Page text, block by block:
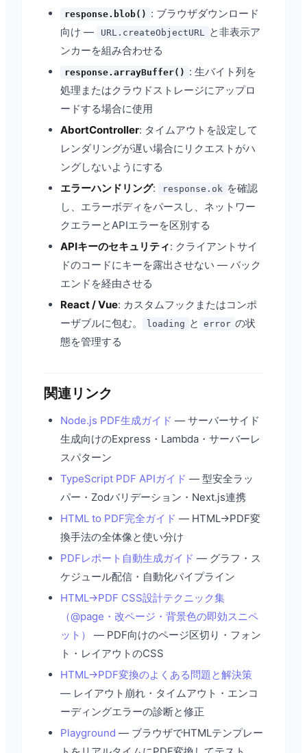
response.blob() : ブラウザダウンロード
向け —
URL.createObjectURL と非表示ア
ンカーを組み合わせる
response.arrayBuffer() : 生バイト列を
処理またはクラウドストレージにアップロ
ードする場合に使用
AbortController: タイムアウトを設定して
レンダリングが遅い場合にリクエストがハ
ングしないようにする
エラーハンドリング: response.ok を確認
し、エラーボディをパースし、ネットワー
クエラーとAPIエラーを区別する
APIキーのセキュリティ: クライアントサイ
ドのコードにキーを露出させない — バック
エンドを経由させる
React / Vue: カスタムフックまたはコンポ
ーザブルに包む。
loading と error の状
態を管理する
関連リンク
Node.js PDF生成ガイド — サーバーサイド
生成向けのExpress・Lambda・サーバーレ
スパターン
TypeScript PDF APIガイド — 型安全ラッ
パー・Zodバリデーション・Next.js連携
HTML to PDF完全ガイド — HTML→PDF変
換手法の全体像と使い分け
PDFレポート自動生成ガイド — グラフ・ス
ケジュール配信・自動化パイプライン
HTML→PDF CSS設計テクニック集
（@page・改ページ・背景色の即効スニペ
ット）
— PDF向けのページ区切り・フォン
ト・レイアウトのCSS
HTML→PDF変換のよくある問題と解決策
— レイアウト崩れ・タイムアウト・エンコ
ーディングエラーの診断と修正
Playground — ブラウザでHTMLテンプレー